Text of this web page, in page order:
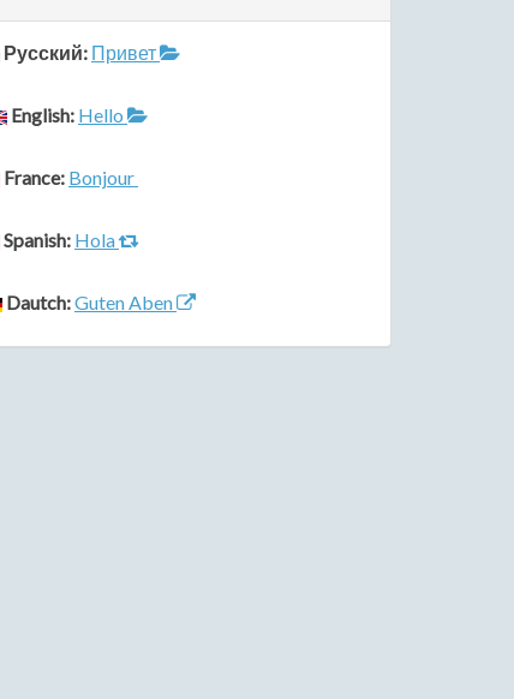
Русский: Привет
English: Hello
France: Bonjour
Spanish: Hola
Dautch:Guten Aben